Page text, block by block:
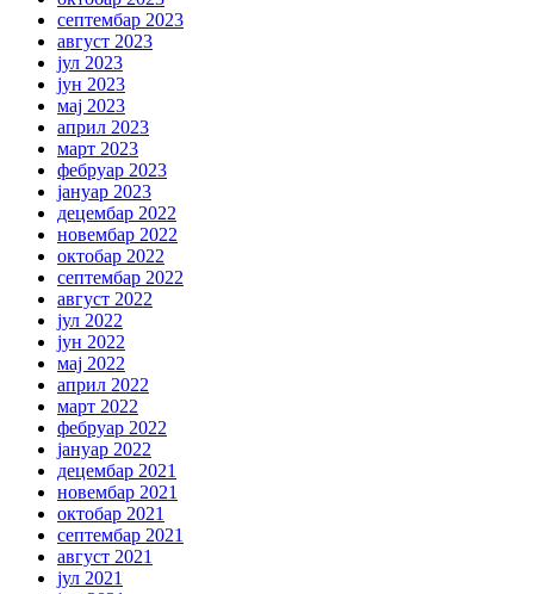
септембар 2023
август 2023
јул 2023
јун 2023
мај 2023
април 2023
март 2023
фебруар 2023
јануар 2023
децембар 2022
новембар 2022
октобар 2022
септембар 2022
август 2022
јул 2022
јун 2022
мај 2022
април 2022
март 2022
фебруар 2022
јануар 2022
децембар 2021
новембар 2021
октобар 2021
септембар 2021
август 2021
јул 2021